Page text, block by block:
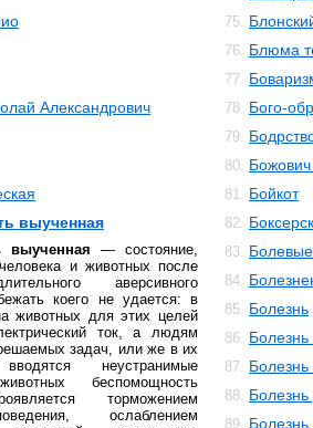
Александрович
выученная
выученная — состояние,
и животных после
аверсивного
коего не удается: в
животных для этих целей
ток, а людям
задач, или же в их
неустранимые
беспомощность
торможением
ослаблением
75.
76. Блюма
77.
78. Бого-
79.
80.
81. Бойкот
82.
83.
84.
85. Болезнь
86.
87.
88.
89.